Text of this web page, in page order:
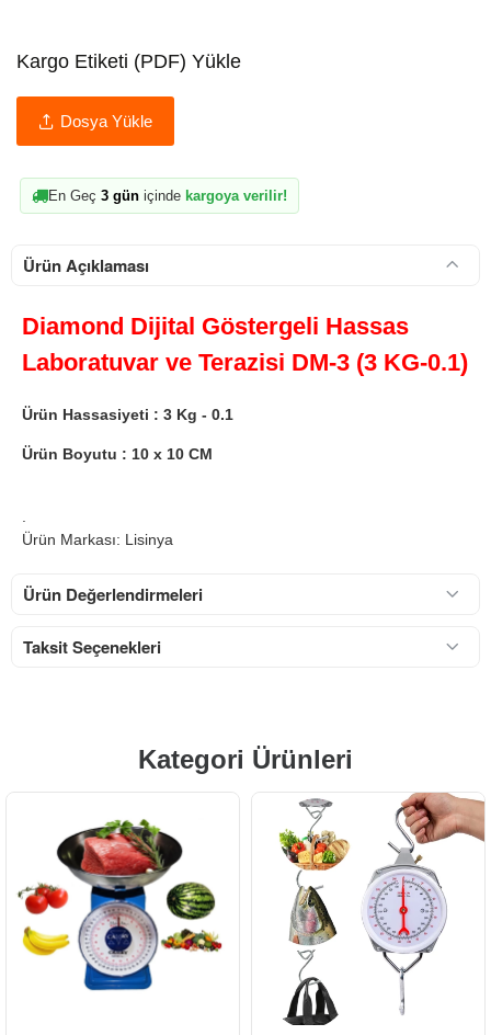
Kargo Etiketi (PDF) Yükle
Dosya Yükle
En Geç 3 gün içinde kargoya verilir!
Ürün Açıklaması
Diamond Dijital Göstergeli Hassas
Laboratuvar ve Terazisi DM-3 (3 KG-0.1)
Ürün Hassasiyeti : 3 Kg - 0.1
Ürün Boyutu : 10 x 10 CM
Ürün Markası: Lisinya
Ürün Değerlendirmeleri
Taksit Seçenekleri
Kategori Ürünleri